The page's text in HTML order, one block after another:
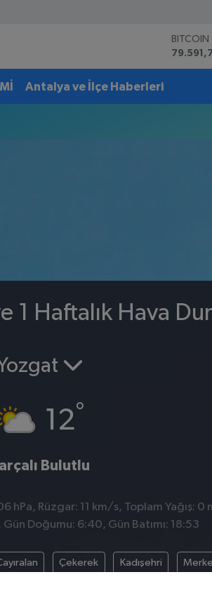
BITCOIN
DOLAR
Antalya ve İlçe Haberleri
1 Haftalık Hava
12°
Bulutlu
hPa, Rüzgar: 11 km/s, Toplam Yağış: 0
Doğumu: 6:40, Gün Batımı: 18:53
Çekerek Kadışehri